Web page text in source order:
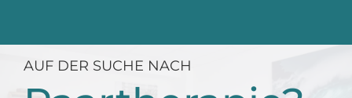
AUF DER SUCHE NACH